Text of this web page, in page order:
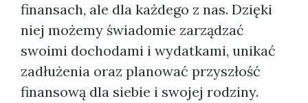
finansach, ale dla każdego z nas. Dzięki
niej możemy świadomie zarządzać
swoimi dochodami i wydatkami, unikać
zadłużenia oraz planować przyszłość
finansową dla siebie i swojej rodziny.